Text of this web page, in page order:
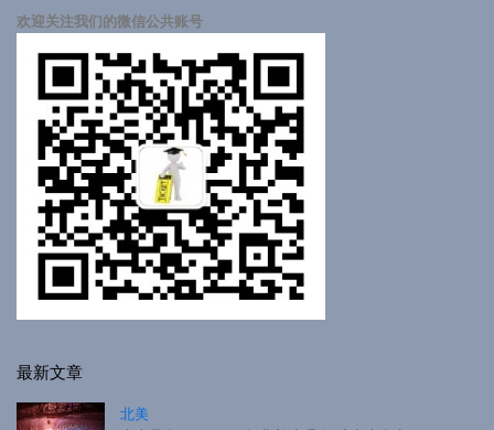
欢迎关注我们的微信公共账号
最新文章
北美